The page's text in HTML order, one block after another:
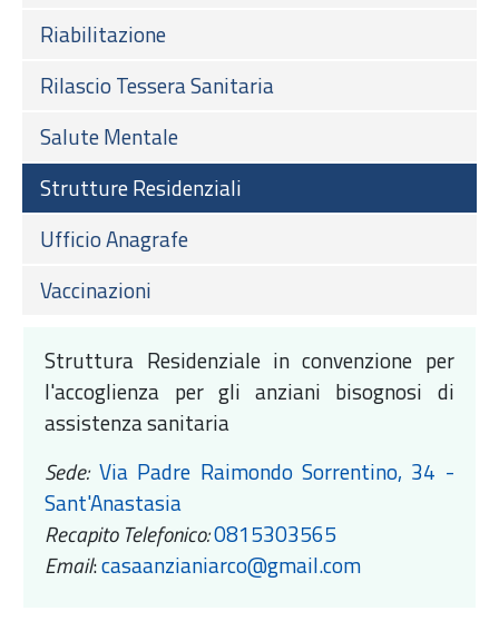
Riabilitazione
Rilascio Tessera Sanitaria
Salute Mentale
Strutture Residenziali
Ufficio Anagrafe
Vaccinazioni
Struttura Residenziale in convenzione per
l'accoglienza per gli anziani bisognosi di
assistenza sanitaria
Sede: Via Padre Raimondo Sorrentino, 34 -
Sant'Anastasia
Recapito Telefonico:0815303565
Email:casaanzianiarco@gmail.com